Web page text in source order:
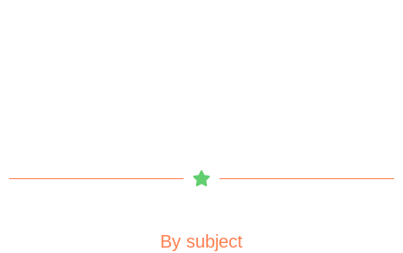
By subject